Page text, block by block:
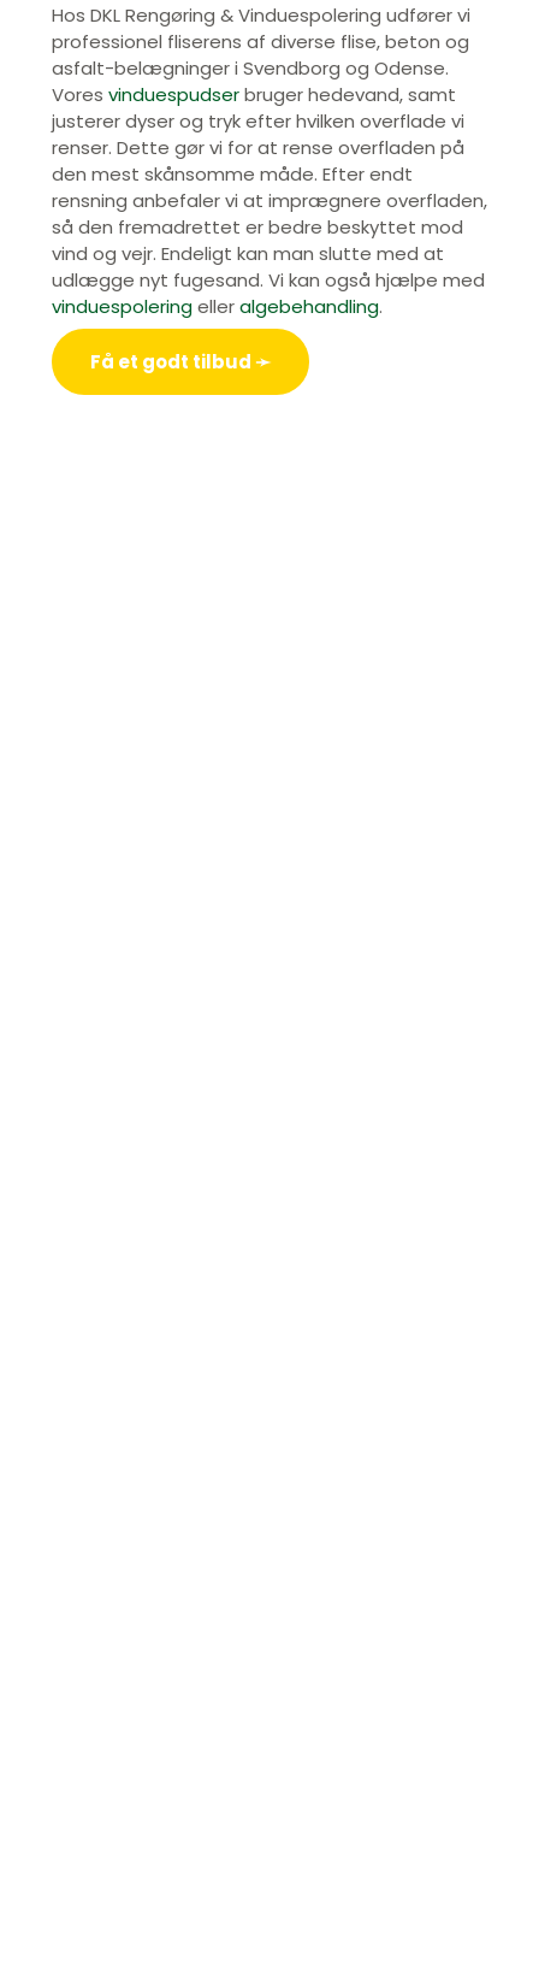
Hos DKL Rengøring & Vinduespolering udfører vi
professionel fliserens af diverse flise, beton og
asfalt-belægninger i Svendborg og Odense.
Vores vinduespudserbruger hedevand, samt
justerer dyser og tryk efter hvilken overflade vi
renser. Dette gør vi for at rense overfladen på
den mest skånsomme måde. Efter endt
rensning anbefaler vi at imprægnere overfladen,
så den fremadrettet er bedre beskyttet mod
vind og vejr. Endeligt kan man slutte med at
udlægge nyt fugesand. Vi kan også hjælpe med
vinduespoleringelleralgebehandling.
Få et godt tilbud ➛